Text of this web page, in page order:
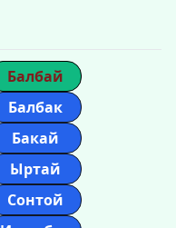
Балбай
Балбак
Бакай
Ыртай
Сонтой